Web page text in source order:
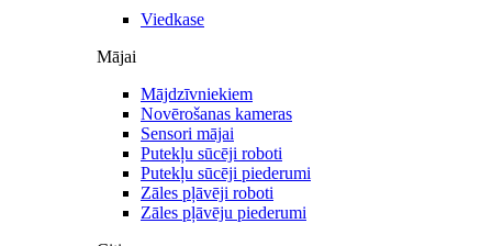
Viedkase
Mājai
Mājdzīvniekiem
Novērošanas kameras
Sensori mājai
Putekļu sūcēji roboti
Putekļu sūcēji piederumi
Zāles pļāvēji roboti
Zāles pļāvēju piederumi